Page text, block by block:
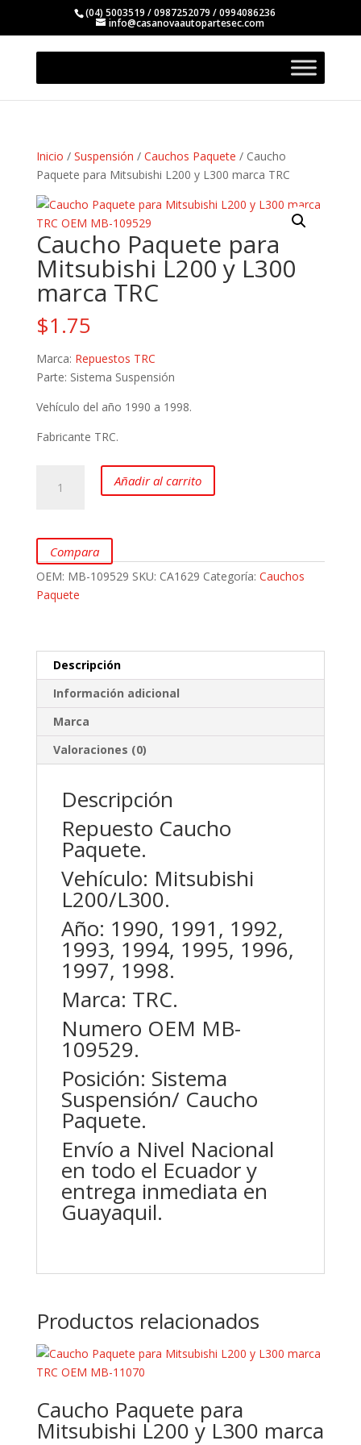
(04) 5003519 / 0987252079 / 0994086236
info@casanovaautopartesec.com
Inicio / Suspensión / Cauchos Paquete / Caucho
Paquete para Mitsubishi L200 y L300 marca TRC
Caucho Paquete para
Mitsubishi L200 y L300
marca TRC
$1.75
Marca: Repuestos TRC
Parte: Sistema Suspensión
Vehículo del año 1990 a 1998.
Fabricante TRC.
Paquete
L200
y
L300
marca
Añadir al carrito
Compara
OEM: MB-109529 SKU: CA1629 Categoría: Cauchos
Paquete
Descripción
Información adicional
Marca
Valoraciones (0)
Descripción
Repuesto Caucho
Paquete.
Vehículo: Mitsubishi
L200/L300.
Año: 1990, 1991, 1992,
1993, 1994, 1995, 1996,
1997, 1998.
Marca: TRC.
Numero OEM MB-
109529.
Posición: Sistema
Suspensión/ Caucho
Paquete.
Envío a Nivel Nacional
en todo el Ecuador y
entrega inmediata en
Guayaquil.
Productos relacionados
Caucho Paquete para
Mitsubishi L200 y L300 marca